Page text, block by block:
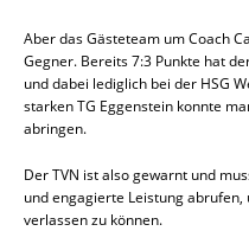
Aber das Gästeteam um Coach
Gegner. Bereits 7:3 Punkte hat
und dabei lediglich bei der HSG
starken TG Eggenstein konnte
abringen.
Der TVN ist also gewarnt und
und engagierte Leistung
verlassen zu können.